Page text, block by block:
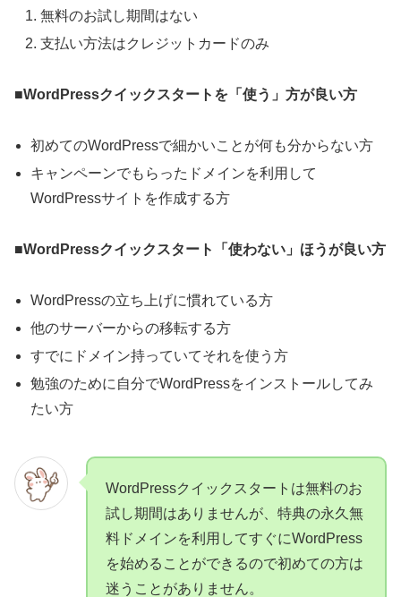
無料のお試し期間はない
支払い方法はクレジットカードのみ
■WordPressクイックスタートを「使う」方が良い方
初めてのWordPressで細かいことが何も分からない方
キャンペーンでもらったドメインを利用して
WordPressサイトを作成する方
■WordPressクイックスタート「使わない」ほうが良い方
WordPressの立ち上げに慣れている方
他のサーバーからの移転する方
すでにドメイン持っていてそれを使う方
勉強のために自分でWordPressをインストールしてみ
たい方
WordPressクイックスタートは無料のお
試し期間はありませんが、特典の永久無
料ドメインを利用してすぐにWordPress
を始めることができるので初めての方は
迷うことがありません。